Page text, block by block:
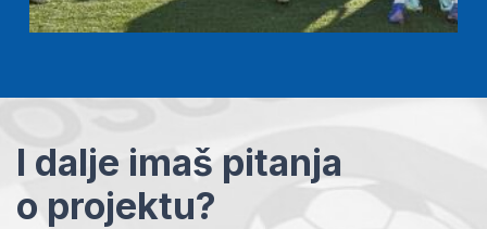
I dalje imaš pitanja
o projektu?